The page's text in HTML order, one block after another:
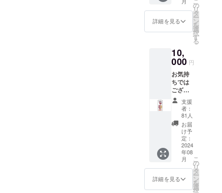
と「輪
島レッ
ドイー
グル
ス」専
アファ
イルを
贈らせ
て頂き
ます。
詳細を見る
の
リ
タ
ー
ン
を
選
択
す
る
10,
000 円
お気持
ちでは
ござい
ます
が、
メール
又は郵
送にて
御礼の
メッ
セージ
と「輪
島レッ
ドイー
グル
支援
者：
81人
お届
け予
定：
2024
年08
月
詳細を見る
こ
の
リ
タ
ー
ン
を
選
択